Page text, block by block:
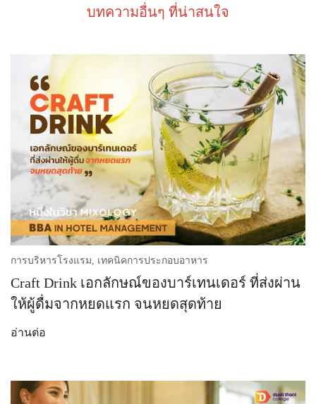
บทความอื่นๆ ที่น่าสนใจ
การบริหารโรงแรม, เทคนิคการประกอบอาหาร
Craft Drink เอกลักษณ์ของบาร์เทนเดอร์ ที่ส่งผ่าน
ให้ผู้ดื่มจากหยดแรก จนหยดสุดท้าย
อ่านต่อ